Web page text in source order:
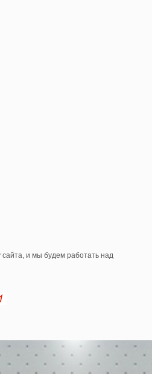
сайта, и мы будем работать над